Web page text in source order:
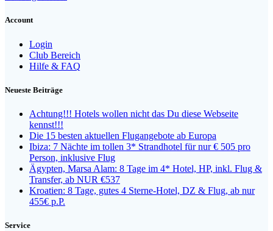
Account
Login
Club Bereich
Hilfe & FAQ
Neueste Beiträge
Achtung!!! Hotels wollen nicht das Du diese Webseite
kennst!!!
Die 15 besten aktuellen Flugangebote ab Europa
Ibiza: 7 Nächte im tollen 3* Strandhotel für nur € 505 pro
Person, inklusive Flug
Ägypten, Marsa Alam: 8 Tage im 4* Hotel, HP, inkl. Flug &
Transfer, ab NUR €537
Kroatien: 8 Tage, gutes 4 Sterne-Hotel, DZ & Flug, ab nur
455€ p.P.
Service